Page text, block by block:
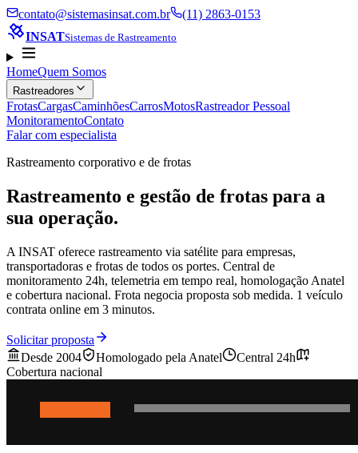
contato@sistemasinsat.com.br
(11) 2863-0153
INSATSistemas de Rastreamento
HomeQuem Somos
Rastreadores
FrotasCargasCaminhõesCarrosMotosRastreador Pessoal
MonitoramentoContato
Falar com especialista
Rastreamento corporativo e de frotas
Rastreamento e gestão de frotas para a
sua operação.
A INSAT oferece rastreamento via satélite para empresas,
transportadoras e frotas de todos os portes. Central de
monitoramento 24h, telemetria em tempo real, homologação Anatel
e cobertura nacional. Frota negocia proposta sob medida. 1 veículo
contrata online em 3 minutos.
Solicitar proposta
Desde 2004
Homologado pela Anatel
Central 24h
Cobertura nacional